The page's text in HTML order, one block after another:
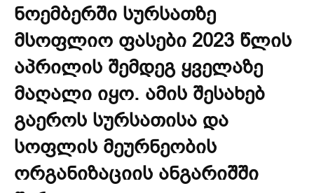
ნოემბერში სურსათზე
მსოფლიო ფასები 2023 წლის
აპრილის შემდეგ ყველაზე
მაღალი იყო. ამის შესახებ
გაეროს სურსათისა და
სოფლის მეურნეობის
ორგანიზაციის ანგარიშში